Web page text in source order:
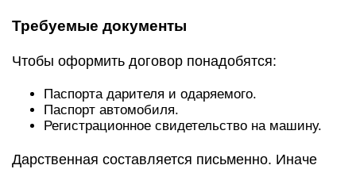
Требуемые документы
Чтобы оформить договор понадобятся:
Паспорта дарителя и одаряемого.
Паспорт автомобиля.
Регистрационное свидетельство на машину.
Дарственная составляется письменно. Иначе